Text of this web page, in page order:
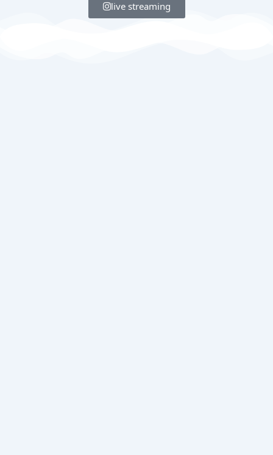
live streaming